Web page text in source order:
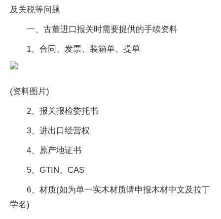
及关税等问题
一、古董进口报关时需要提供的手续资料
1、合同、发票、装箱单、提单
(资料图片)
2、报关报检委托书
3、进出口经营权
4、原产地证书
5、GTIN、CAS
6、材质(如为单一实木材质请申报木材中文及拉丁
学名)